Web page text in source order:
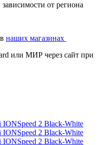
от региона
наших магазинах
или МИР через сайт при